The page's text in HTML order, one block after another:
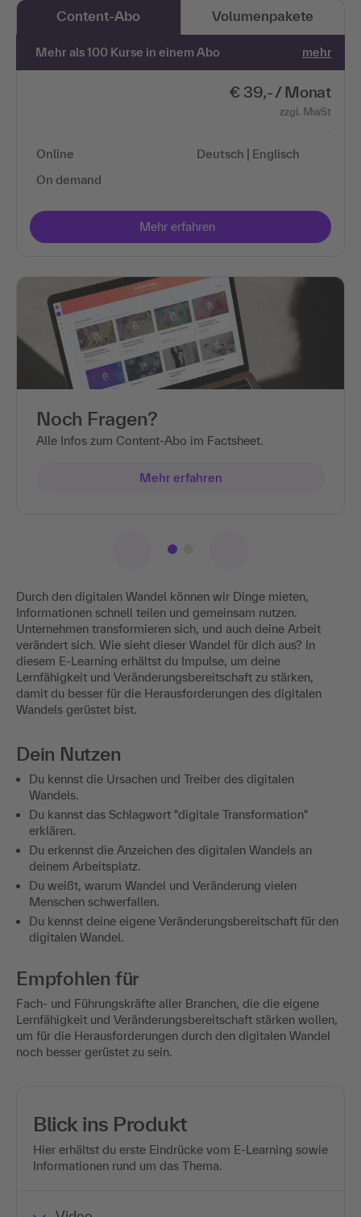
Durch den digitalen Wandel können wir Dinge mieten,
Informationen schnell teilen und gemeinsam nutzen.
Unternehmen transformieren sich, und auch deine Arbeit
verändert sich. Wie sieht dieser Wandel für dich aus? In
diesem E-Learning erhältst du Impulse, um deine
Lernfähigkeit und Veränderungsbereitschaft zu stärken,
damit du besser für die Herausforderungen des digitalen
Wandels gerüstet bist.
Dein Nutzen
Du kennst die Ursachen und Treiber des digitalen
Wandels.
Du kannst das Schlagwort "digitale Transformation"
erklären.
Du erkennst die Anzeichen des digitalen Wandels an
deinem Arbeitsplatz.
Du weißt, warum Wandel und Veränderung vielen
Menschen schwerfallen.
Du kennst deine eigene Veränderungsbereitschaft für den
digitalen Wandel.
Empfohlen für
Fach- und Führungskräfte aller Branchen, die die eigene
Lernfähigkeit und Veränderungsbereitschaft stärken wollen,
um für die Herausforderungen durch den digitalen Wandel
noch besser gerüstet zu sein.
Blick ins Produkt
Hier erhältst du erste Eindrücke vom E-Learning sowie
Informationen rund um das Thema.
Content-Abo Volumenpakete
Mehr als 100 Kurse in einem Abo mehr
€ 39,- / Monat
zzgl. MwSt
Online
On demand
Deutsch | Englisch
Noch Fragen?
Alle Infos zum Content-Abo im Factsheet.
Mehr erfahren